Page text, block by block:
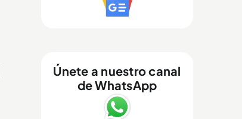
Únete a nuestro canal
de WhatsApp